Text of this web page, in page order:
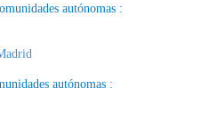
autónomas :
autónomas :